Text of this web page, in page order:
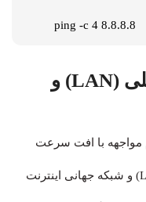
ping -c 4 8.8.8.8
تفاوت سرعت شبکه داخلی (LAN) و
مواجهه با افت سرعت
شبکه، عدم تفکیک بین شبکه داخلی (LAN) و شبکه جهانی اینترنت